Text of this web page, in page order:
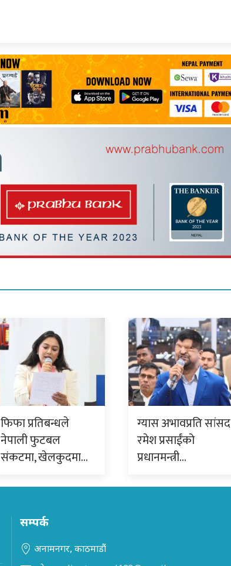
फिफा प्रतिबन्धले
नेपाली फुटबल
संकटमा, खेलकुदमा…
ग्यास अभावप्रति सांसद
रमेश प्रसाईंको
प्रधानमन्त्री…
सम्पर्क
अनामनगर, काठमाडौं